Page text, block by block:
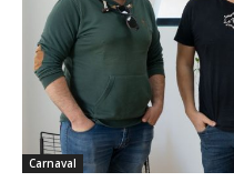
Carnaval